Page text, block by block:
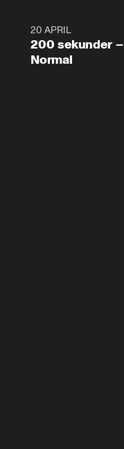
4:2320 APRIL
200 sekunder –
Normal